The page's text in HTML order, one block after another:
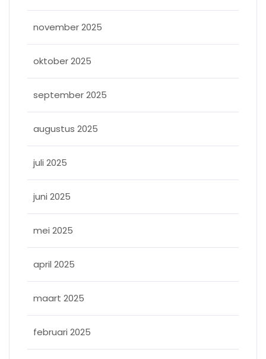
november 2025
oktober 2025
september 2025
augustus 2025
juli 2025
juni 2025
mei 2025
april 2025
maart 2025
februari 2025